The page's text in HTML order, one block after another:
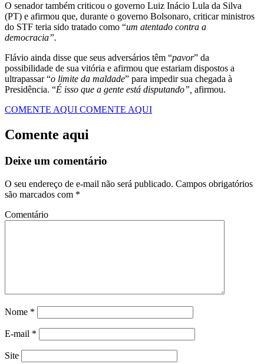
O senador também criticou o governo Luiz Inácio Lula da Silva
(PT) e afirmou que, durante o governo Bolsonaro, criticar ministros
do STF teria sido tratado como “um atentado contra a
democracia”.
Flávio ainda disse que seus adversários têm “pavor” da
possibilidade de sua vitória e afirmou que estariam dispostos a
ultrapassar “o limite da maldade” para impedir sua chegada à
Presidência. “É isso que a gente está disputando”, afirmou.
COMENTE AQUI COMENTE AQUI
Comente aqui
Deixe um comentário
O seu endereço de e-mail não será publicado. Campos obrigatórios
são marcados com *
Comentário
Nome *
E-mail *
Site